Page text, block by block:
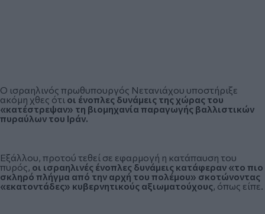
Ο ισραηλινός πρωθυπουργός Νετανιάχου υποστήριξε
ακόμη χθες ότι οι ένοπλες δυνάμεις της χώρας του
«κατέστρεψαν» τη βιομηχανία παραγωγής βαλλιστικών
πυραύλων του Ιράν.
Εξάλλου, προτού τεθεί σε εφαρμογή η κατάπαυση του
πυρός, οι ισραηλινές ένοπλες δυνάμεις κατάφεραν «το πιο
σκληρό πλήγμα από την αρχή του πολέμου» σκοτώνοντας
«εκατοντάδες» κυβερνητικούς αξιωματούχους, όπως είπε.